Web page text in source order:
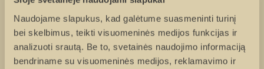
Naudojame slapukus, kad galėtume suasmeninti turinį
bei skelbimus, teikti visuomeninės medijos funkcijas ir
analizuoti srautą. Be to, svetainės naudojimo informaciją
bendriname su visuomeninės medijos, reklamavimo ir
Tel. numeris